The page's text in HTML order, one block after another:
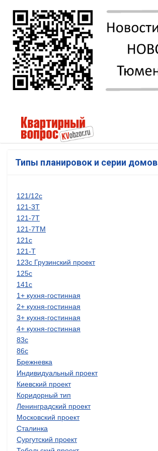
Типы планировок и серии домов
121/12с
121-3Т
121-7Т
121-7ТМ
121с
121-Т
123с Грузинский проект
125с
141с
1+ кухня-гостинная
2+ кухня-гостинная
3+ кухня-гостинная
4+ кухня-гостинная
83с
86с
Брежневка
Индивидуальный проект
Киевский проект
Коридорный тип
Ленинградский проект
Московский проект
Сталинка
Сургутский проект